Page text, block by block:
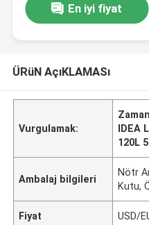
En iyi fiyat
ÜRüN AçıKLAMASı
Vurgulamak:
IDEA
120L
Ambalaj bilgileri
Nötr
Kutu,
Fiyat USD/